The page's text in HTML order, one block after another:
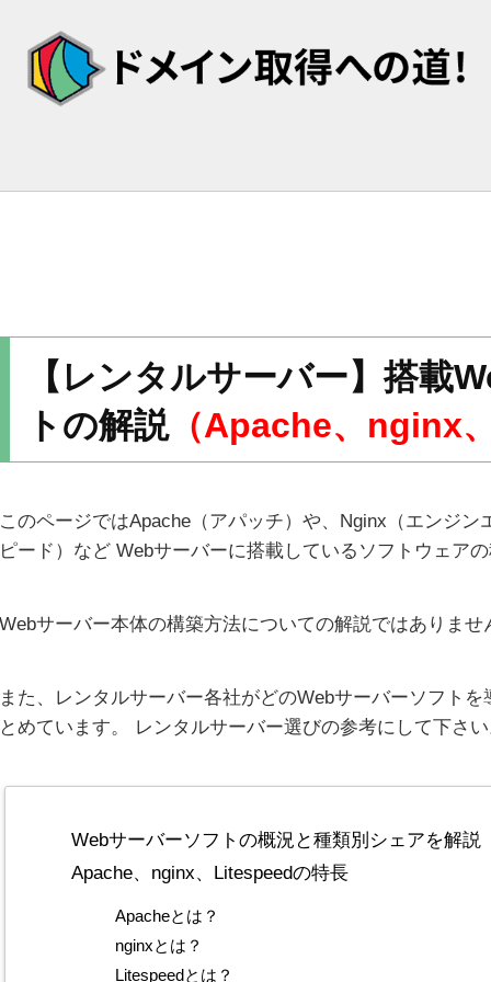
【レンタルサーバー】搭載
トの解説（Apache、nginx
このページではApache（アパッチ）や、Nginx（エンジン
ピード）など Webサーバーに搭載しているソフトウェア
Webサーバー本体の構築方法についての解説ではありま
また、レンタルサーバー各社がどのWebサーバーソフト
とめています。 レンタルサーバー選びの参考にして下さ
Webサーバーソフトの概況と種類別シェアを解説
Apache、nginx、Litespeedの特長
Apacheとは？
nginxとは？
Litespeedとは？